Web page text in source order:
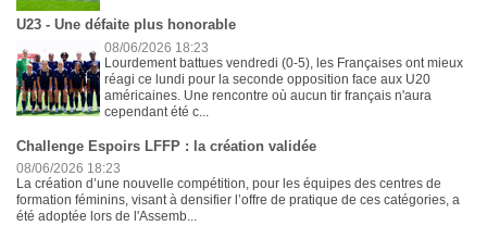
U23 - Une défaite plus honorable
08/06/2026 18:23
Lourdement battues vendredi (0-5), les Françaises ont mieux
réagi ce lundi pour la seconde opposition face aux U20
américaines. Une rencontre où aucun tir français n'aura
cependant été c...
Challenge Espoirs LFFP : la création validée
08/06/2026 18:23
La création d’une nouvelle compétition, pour les équipes des centres de
formation féminins, visant à densifier l’offre de pratique de ces catégories, a
été adoptée lors de l'Assemb...